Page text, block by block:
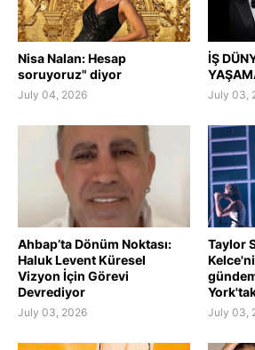
Nisa Nalan: Hesap
soruyoruz" diyor
July 04, 2026
İŞ
July 03,
Ahbap’ta Dönüm Noktası:
Haluk Levent Küresel
Vizyon İçin Görevi
Devrediyor
July 03, 2026
Taylor
July 03,